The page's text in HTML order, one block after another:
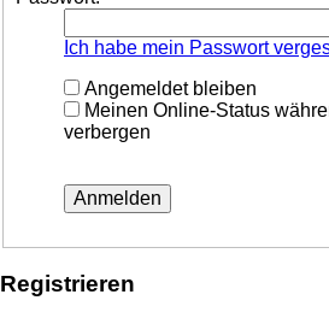
Ich habe mein Passwort
Angemeldet bleiben
Meinen Online-Status
verbergen
Registrieren